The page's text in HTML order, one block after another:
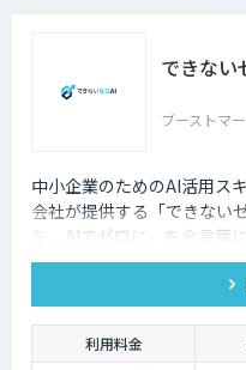
できない
ブーストマ
中小企業のためのAI活用ス
会社が提供する「できない
を、AIでゼロに。を合言
ど、企業の業務をAIエージ
はなく「業務が止まらない
本から変えます。
利用料金